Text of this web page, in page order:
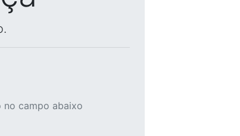
no campo abaixo